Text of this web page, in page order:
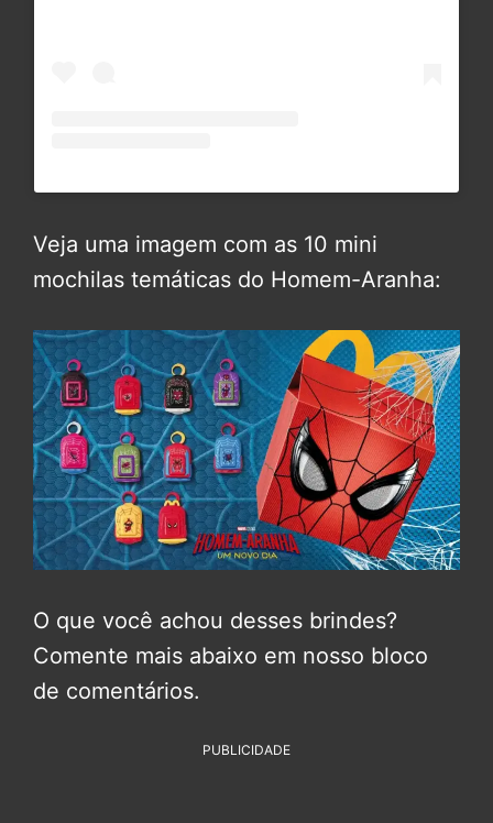
Veja uma imagem com as 10 mini
mochilas temáticas do Homem-Aranha:
O que você achou desses brindes?
Comente mais abaixo em nosso bloco
de comentários.
PUBLICIDADE